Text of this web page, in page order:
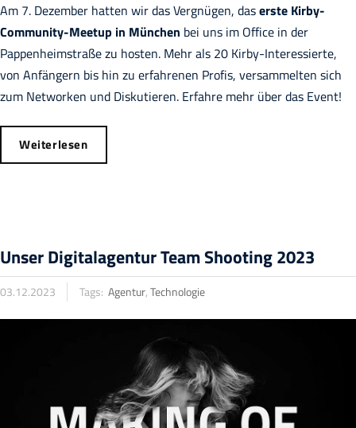
Am 7. Dezember hatten wir das Vergnügen, daserste Kirby-
Community-Meetup in München bei uns im Office in der
Pappenheimstraße zu hosten. Mehr als 20 Kirby-Interessierte,
von Anfängern bis hin zu erfahrenen Profis, versammelten sich
zum Networken und Diskutieren. Erfahre mehr über das Event!
Weiterlesen
Unser Digitalagentur Team Shooting 2023
03.12.2023 Tags: Agentur,Technologie